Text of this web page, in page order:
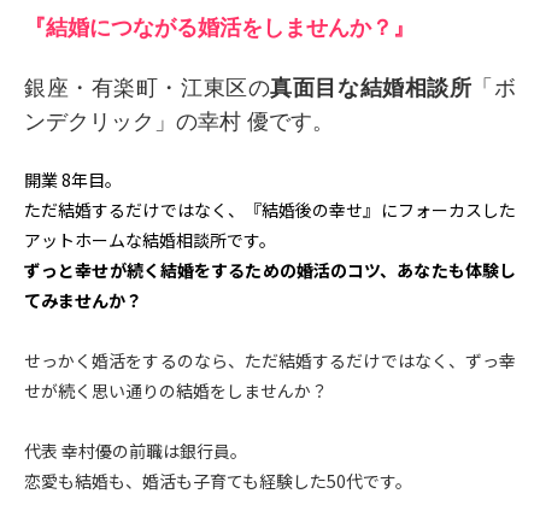
『結婚につながる婚活をしませんか？』
銀座・有楽町 ・江東区の真面目な結婚相談所 「ボ
ンデクリック」 の幸村 優です。
開業 8年目。
ただ結婚するだけではなく、『結婚後の幸せ』にフォーカスした
アットホームな結婚相談所です。
ずっと幸せが続く結婚をするための婚活のコツ、あなたも体験し
てみませんか？
せっかく婚活をするのなら、ただ結婚するだけではなく、ずっ幸
せが続く思い通りの結婚をしませんか？
代表 幸村優の前職は銀行員。
恋愛も結婚も、婚活も子育ても経験した50代です。